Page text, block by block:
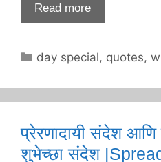
Read more
Categories
day special, quotes,
प्रेरणादायी संदेश
शुभेच्छा संदेश